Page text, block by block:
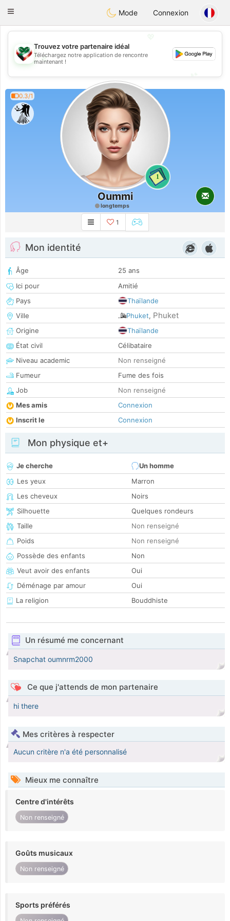
KuwaitChat
Toggle
Mode Connexion
💖
💕
Trouvez votre partenaire idéal
Téléchargez notre application de rencontre
maintenant !
0.3/1
1
Oummi
longtemps
1
Mon identité
Âge
25 ans
Ici pour
Amitié
Pays
Thaïlande
Ville
Phuket, Phuket
Origine
Thaïlande
État civil
Célibataire
Niveau academic
Non renseigné
Fumeur
Fume des fois
Job
Non renseigné
Mes amis
Connexion
Inscrit le
Connexion
Mon physique et+
Je cherche
Un homme
Les yeux
Marron
Les cheveux
Noirs
Silhouette
Quelques rondeurs
Taille
Non renseigné
Poids
Non renseigné
Possède des enfants
Non
Veut avoir des enfants
Oui
Déménage par amour
Oui
La religion
Bouddhiste
Un résumé me concernant
Snapchat oumnrm2000
Ce que j'attends de mon partenaire
hi there
Mes critères à respecter
Aucun critère n'a été personnalisé
Mieux me connaître
Centre d'intérêts
Non renseigné
Goûts musicaux
Non renseigné
Sports préférés